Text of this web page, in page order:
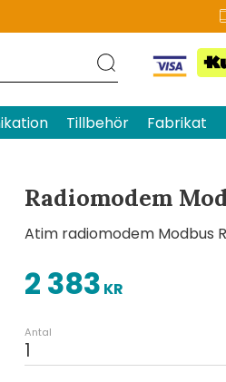
Tillbehör Fabrikat
Radiomodem
Atim radiomodem Modbus
2 383 KR
Antal
Baserat på 0